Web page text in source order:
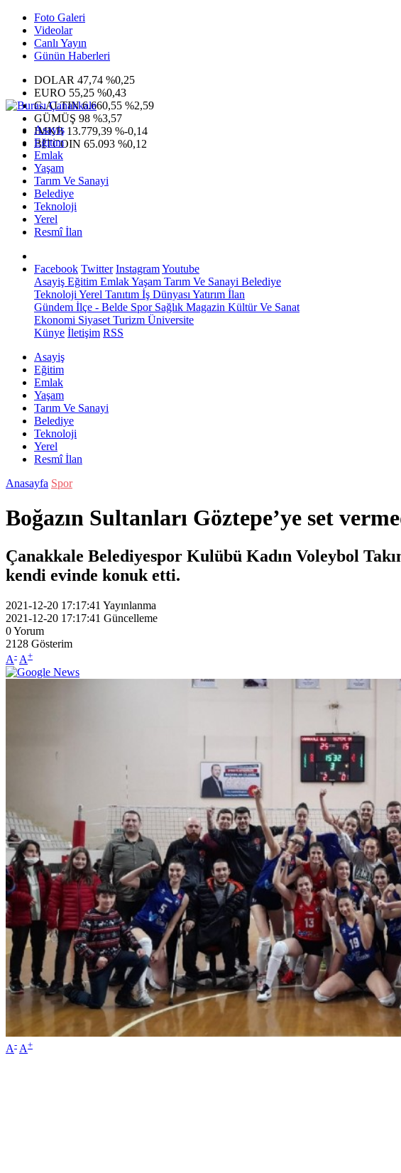
Foto Galeri
Videolar
Canlı Yayın
Günün Haberleri
DOLAR 47,74 %0,25
EURO 55,25 %0,43
G.ALTIN6.660,55 %2,59
GÜMÜŞ 98 %3,57
IMKB 13.779,39 %-0,14
BITCOIN 65.093 %0,12
Asayiş
Eğitim
Emlak
Yaşam
Tarım Ve Sanayi
Belediye
Teknoloji
Yerel
Resmî İlan
Facebook Twitter InstagramYoutube
Asayiş Eğitim EmlakYaşam Tarım Ve Sanayi Belediye
Teknoloji Yerel Tanıtım İş Dünyası Yatırım İlan
Gündem İlçe - Belde SporSağlık Magazin Kültür Ve Sanat
Ekonomi Siyaset Turizm Üniversite
Künye İletişim RSS
Asayiş
Eğitim
Emlak
Yaşam
Tarım Ve Sanayi
Belediye
Teknoloji
Yerel
Resmî İlan
Anasayfa Spor
Boğazın Sultanları Göztepe’ye set
Çanakkale Belediyespor Kulübü Kadın Voleybol
kendi evinde konuk etti.
2021-12-20 17:17:41 Yayınlanma
2021-12-20 17:17:41 Güncelleme
0Yorum
2128 Gösterim
A- A+
A- A+